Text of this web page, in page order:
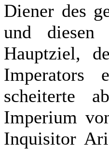
Diener des
und diesen
Hauptziel,
Imperators
scheiterte
Imperium
Inquisitor